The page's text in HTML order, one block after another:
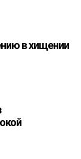
в хищении